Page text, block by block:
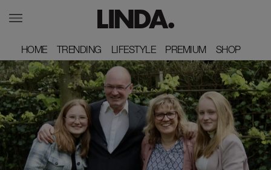
HOME
HOME TRENDING
TRENDING LIFESTYLE
LIFESTYLE PREMIUM
PREMIUM SHOP
SHOP